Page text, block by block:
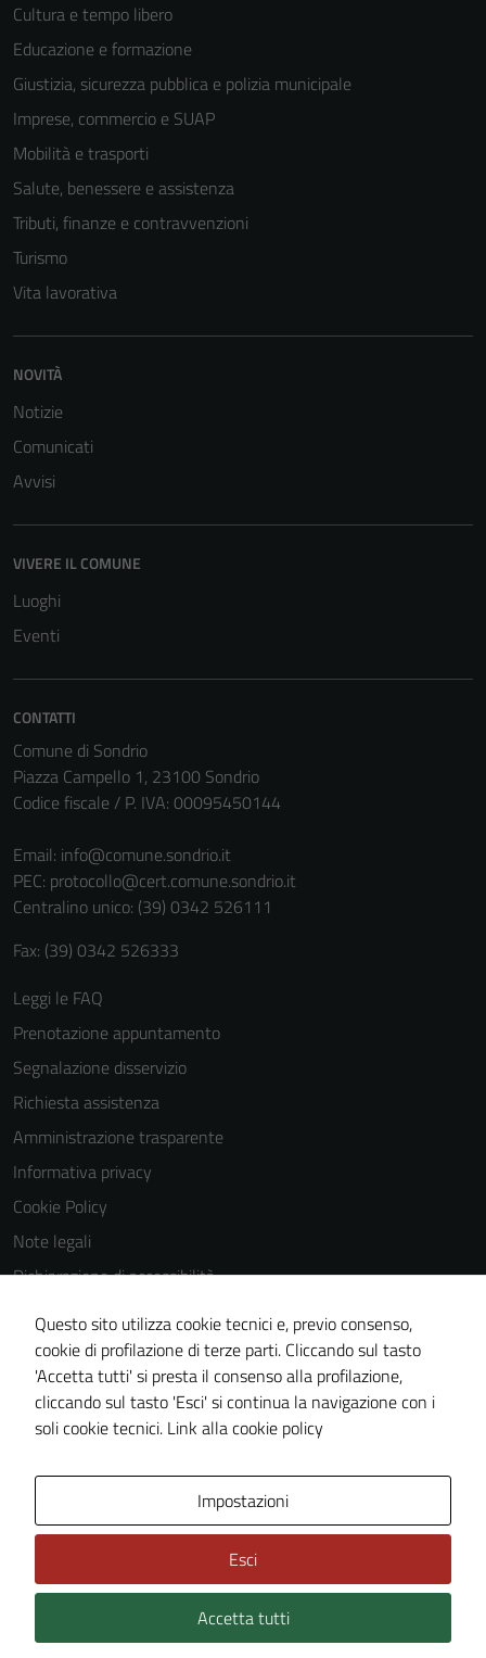
Cultura e tempo libero
Educazione e formazione
Giustizia, sicurezza pubblica e polizia municipale
Imprese, commercio e SUAP
Mobilità e trasporti
Salute, benessere e assistenza
Tributi, finanze e contravvenzioni
Turismo
Vita lavorativa
NOVITÀ
Notizie
Comunicati
Avvisi
VIVERE IL COMUNE
Luoghi
Eventi
CONTATTI
Comune di Sondrio
Piazza Campello 1, 23100 Sondrio
Codice fiscale / P. IVA: 00095450144
Email: info@comune.sondrio.it
PEC: protocollo@cert.comune.sondrio.it
Centralino unico: (39) 0342 526111
Fax: (39) 0342 526333
Leggi le FAQ
Prenotazione appuntamento
Segnalazione disservizio
Richiesta assistenza
Amministrazione trasparente
Informativa privacy
Cookie Policy
Note legali
Dichiarazione di accessibilità
Dichiarazione di accessibilità Servizi
Whistleblowing
Piano di miglioramento del sito
Area riservata
Technical Design s.r.l.
Questo sito utilizza cookie tecnici e, previo consenso,
cookie di profilazione di terze parti. Cliccando sul tasto
'Accetta tutti' si presta il consenso alla profilazione,
cliccando sul tasto 'Esci' si continua la navigazione con i
soli cookie tecnici. Link alla cookie policy
Impostazioni
Esci
Accetta tutti
personali.